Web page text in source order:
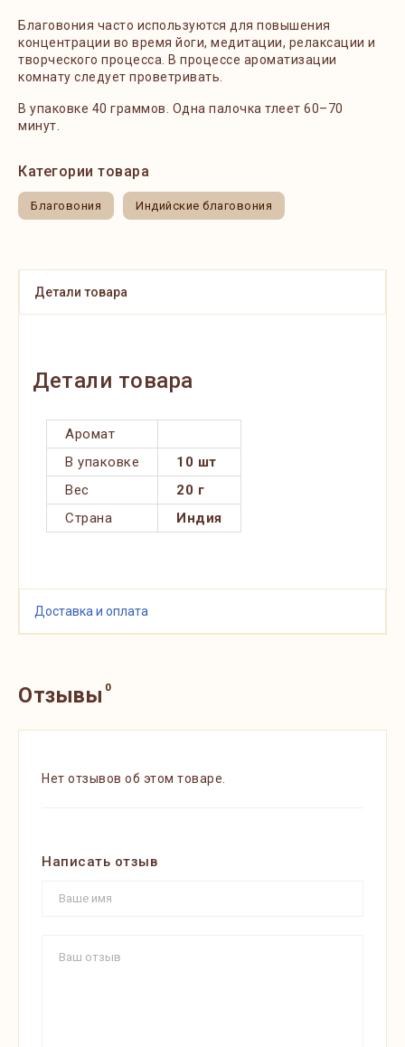
Благовония часто используются для повышения
концентрации во время йоги, медитации, релаксации и
творческого процесса. В процессе ароматизации
комнату следует проветривать.
В упаковке 40 граммов. Одна палочка тлеет 60–70
минут.
Категории товара
Благовония Индийские благовония
Детали товара
Детали товара
Аромат
В упаковке
10 шт
Вес
20 г
Страна
Индия
Доставка и оплата
Отзывы 0
Нет отзывов об этом товаре.
Написать отзыв